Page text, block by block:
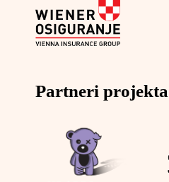
Partneri projekta